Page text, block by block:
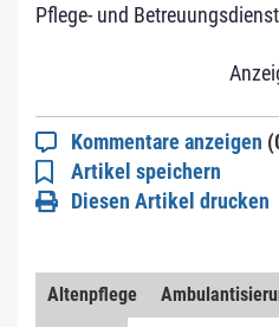
Pflege- und
Kommentare anzeigen
Artikel speichern
Diesen Artikel drucken
Altenpflege